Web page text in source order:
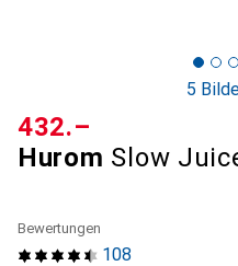
5
Hurom Slow
CHF
432.–
108
Bewertungen